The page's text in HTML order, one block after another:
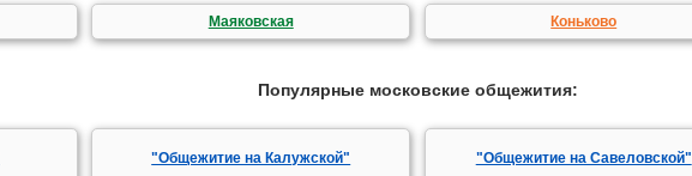
Маяковская Коньково
Популярные московские общежития:
"Общежитие на Калужской" "Общежитие на Савеловской"